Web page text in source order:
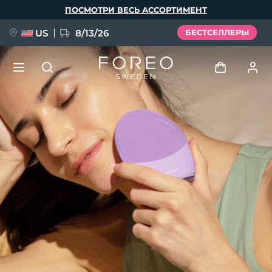
ПОСМОТРИ ВЕСЬ АССОРТИМЕНТ
US 8/13/26 БЕСТСЕЛЛЕРЫ
Профиль пользователя
Мои приборы
Мои заказы
Мои адреса
Мои подписки
НОВИНКА
FAQ™ Pure Beauty-Tech Elixir
BREAKING NEWS
issa™ Teeth Whitening Set
Язык
English Deutsch
Español
Français
Italiano
Português
Svenska
Русский
Türkçe
简体中文 繁體中文